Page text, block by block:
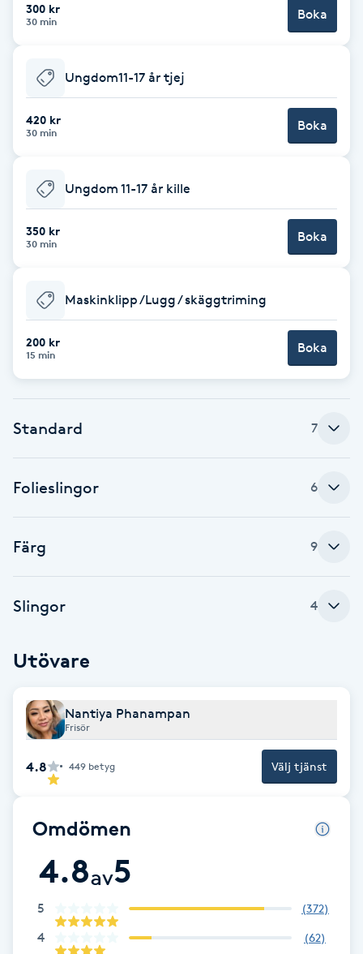
Diamantslipning
E
Enzympeeling
Extensions
Extensions borttagning
Eyeliner-tatuering
Face framing
Fet hårbotten
Fettreducering
Fillers
Fotmassage
Fotsvamp
Fotvård
Fransar
Fransborttagning
Fransfärgning
Fransförlängning
Fransförlängning Megavolym
Fransförlängning Volym
300 kr
30 min Boka
Ungdom11-17 år tjej
420 kr
30 min Boka
Ungdom 11-17 år kille
350 kr
30 min Boka
Maskinklipp /Lugg / skäggtriming
200 kr
15 min Boka
Standard 7
Folieslingor 6
Färg 9
Slingor 4
Utövare
Nantiya Phanampan
Frisör
4.8 449 betyg Välj tjänst
Omdömen
4.8av5
5 (372)
4 (62)